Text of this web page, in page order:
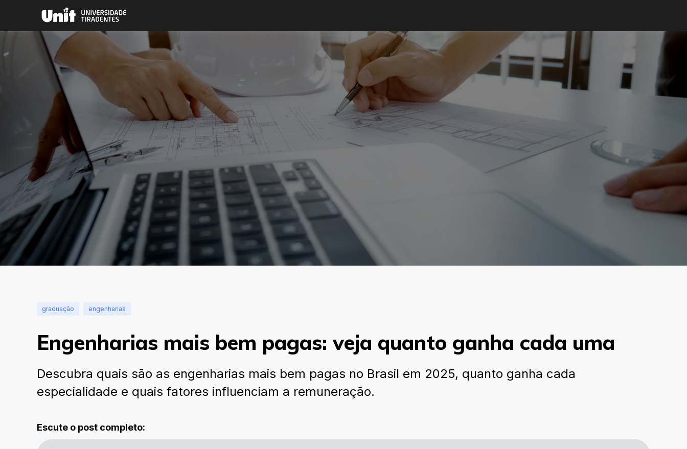
graduação engenharias
Engenharias mais bem pagas: veja quanto ganha cada uma
Descubra quais são as engenharias mais bem pagas no Brasil em 2025, quanto ganha cada
especialidade e quais fatores influenciam a remuneração.
Escute o post completo: